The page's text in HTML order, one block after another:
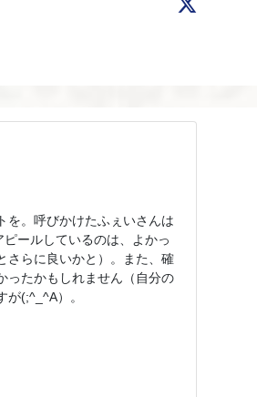
を。呼びかけたふぇいさんは
ールしているのは、よかっ
さらに良いかと）。また、確
ったかもしれません（自分の
(;^_^A）。